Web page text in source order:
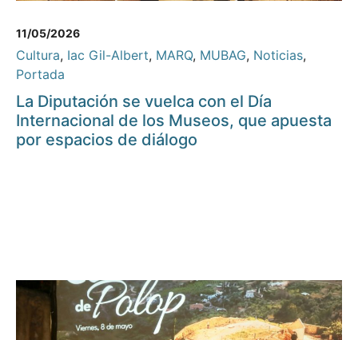
11/05/2026
Cultura, Iac Gil-Albert, MARQ, MUBAG, Noticias,
Portada
La Diputación se vuelca con el Día
Internacional de los Museos, que apuesta
por espacios de diálogo